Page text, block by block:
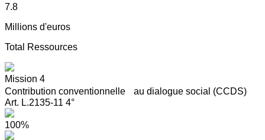
7.8
Millions d'euros
Total Ressources
Mission 4
Contribution conventionnelle au dialogue social (CCDS)
Art. L.2135-11 4°
100%